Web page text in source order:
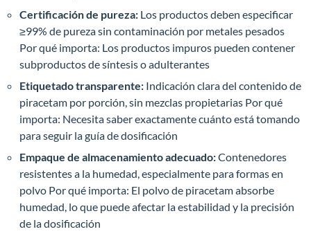
Certificación de pureza: Los productos deben especificar
≥99% de pureza sin contaminación por metales pesados
Por qué importa: Los productos impuros pueden contener
subproductos de síntesis o adulterantes
Etiquetado transparente: Indicación clara del contenido de
piracetam por porción, sin mezclas propietarias Por qué
importa: Necesita saber exactamente cuánto está tomando
para seguir la guía de dosificación
Empaque de almacenamiento adecuado:Contenedores
resistentes a la humedad, especialmente para formas en
polvo Por qué importa: El polvo de piracetam absorbe
humedad, lo que puede afectar la estabilidad y la precisión
de la dosificación